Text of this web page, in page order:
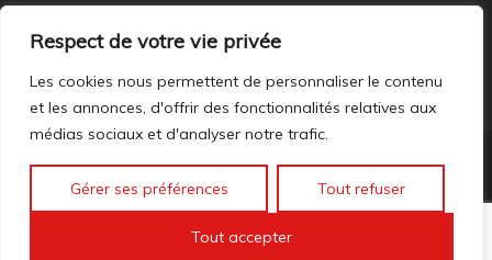
Respect de votre vie privée
Les cookies nous permettent de personnaliser le contenu
et les annonces, d'offrir des fonctionnalités relatives aux
médias sociaux et d'analyser notre trafic.
Gérer ses préférences Tout refuser
Tout accepter
18h00
Réception en magasin sur rendez-vous uniquement
Nous contacter
Mentions légales
Accéder à nos anciennes annonces